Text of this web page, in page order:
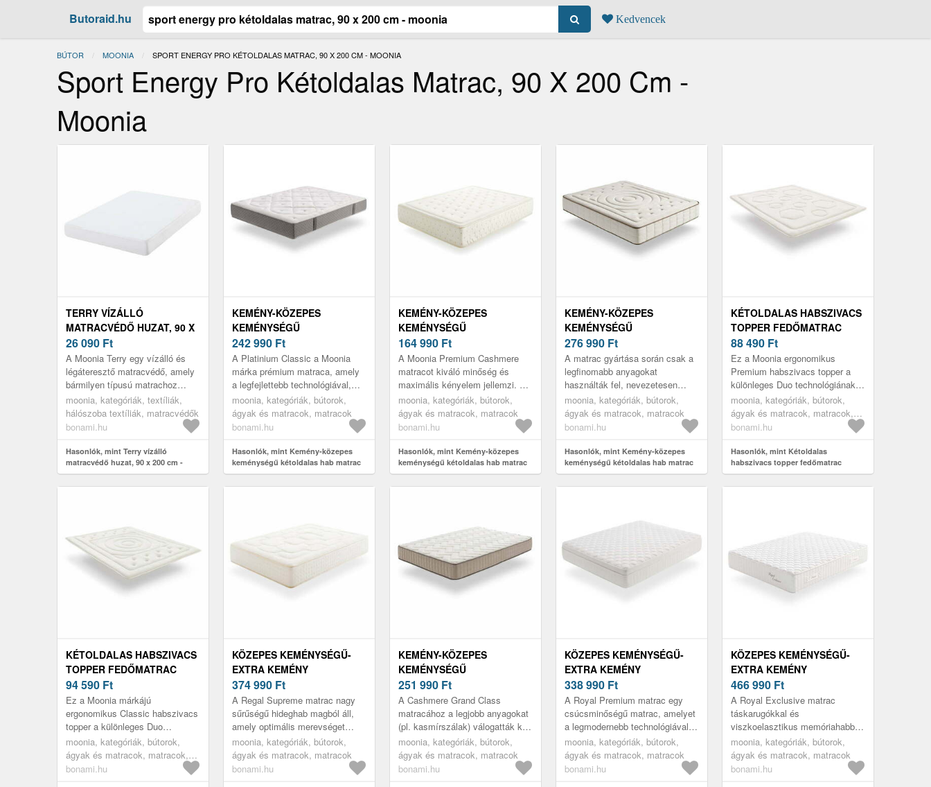
Butoraid.hu Kedvencek
BÚTOR MOONIA JELENLEGI:
SPORT ENERGY PRO KÉTOLDALAS MATRAC, 90 X 200 CM - MOONIA
Sport Energy Pro Kétoldalas Matrac, 90 X 200 Cm -
Moonia
TERRY VÍZÁLLÓ
MATRACVÉDŐ HUZAT, 90 X
200 CM - MOONIA
26 090 Ft
A Moonia Terry egy vízálló és
légáteresztő matracvédő, amely
bármilyen típusú matrachoz
használható. Poliuretánból és
nem hagyományos műanyagból
ké...
moonia, kategóriák, textíliák,
hálószoba textíliák, matracvédők
bonami.hu
Hasonlók, mint Terry vízálló
matracvédő huzat, 90 x 200 cm -
Moonia
KEMÉNY-KÖZEPES
KEMÉNYSÉGŰ
KÉTOLDALAS HAB MATRAC
140X200 CM PLATINUM
CLASSIC – MOONIA
242 990 Ft
A Platinium Classic a Moonia
márka prémium matraca, amely
a legfejlettebb technológiával,
innovatív viszkoelasztikus gél
anyaggal készült. Ez az an...
moonia, kategóriák, bútorok,
ágyak és matracok, matracok
bonami.hu
Hasonlók, mint Kemény-közepes
keménységű kétoldalas hab matrac
140x200 cm Platinum Classic –
Moonia
KEMÉNY-KÖZEPES
KEMÉNYSÉGŰ
KÉTOLDALAS HAB MATRAC
90X200 CM PREMIUM
CASHMERE – MOONIA
164 990 Ft
A Moonia Premium Cashmere
matracot kiváló minőség és
maximális kényelem jellemzi. A
matrac a nagy sűrűségű mag
mellett memóriahabot, SuperSoft
habo...
moonia, kategóriák, bútorok,
ágyak és matracok, matracok
bonami.hu
Hasonlók, mint Kemény-közepes
keménységű kétoldalas hab matrac
90x200 cm Premium Cashmere –
Moonia
KEMÉNY-KÖZEPES
KEMÉNYSÉGŰ
KÉTOLDALAS HAB MATRAC
200X200 CM CASHMERE
PREMIER – MOONIA
276 990 Ft
A matrac gyártása során csak a
legfinomabb anyagokat
használták fel, nevezetesen
természetes kasmírszálakat és a
legmodernebb matracoknál
használt ...
moonia, kategóriák, bútorok,
ágyak és matracok, matracok
bonami.hu
Hasonlók, mint Kemény-közepes
keménységű kétoldalas hab matrac
200x200 cm Cashmere Premier –
Moonia
KÉTOLDALAS HABSZIVACS
TOPPER FEDŐMATRAC
200X140 CM PREMIUM –
MOONIA
88 490 Ft
Ez a Moonia ergonomikus
Premium habszivacs topper a
különleges Duo technológiának
köszönhetően egész évben
használható. Míg a lapos
steppelt oldal ...
moonia, kategóriák, bútorok,
ágyak és matracok, matracok,
topper fedőmatracok
bonami.hu
Hasonlók, mint Kétoldalas
habszivacs topper fedőmatrac
200x140 cm Premium – Moonia
KÉTOLDALAS HABSZIVACS
TOPPER FEDŐMATRAC
200X160 CM CLASSIC –
MOONIA
94 590 Ft
Ez a Moonia márkájú
ergonomikus Classic habszivacs
topper a különleges Duo
technológiának köszönhetően
egész évben használható. A
fokozott puhaságo...
moonia, kategóriák, bútorok,
ágyak és matracok, matracok,
topper fedőmatracok
bonami.hu
KÖZEPES KEMÉNYSÉGŰ-
EXTRA KEMÉNY
KÉTOLDALAS HAB MATRAC
200X200 CM REGAL
SUPREME – MOONIA
374 990 Ft
A Regal Supreme matrac nagy
sűrűségű hideghab magból áll,
amely optimális merevséget
biztosít. A Visco Confort
memóriahabbal kombinálva a
matrac tö...
moonia, kategóriák, bútorok,
ágyak és matracok, matracok
bonami.hu
KEMÉNY-KÖZEPES
KEMÉNYSÉGŰ
KÉTOLDALAS HAB MATRAC
160X200 CM CASHMERE
GRAND CLASS – MOONIA
251 990 Ft
A Cashmere Grand Class
matracához a legjobb anyagokat
(pl. kasmírszálak) válogatták ki,
így a lehető legjobb teljesítményt
biztosítja. A nagy sűrűs...
moonia, kategóriák, bútorok,
ágyak és matracok, matracok
bonami.hu
KÖZEPES KEMÉNYSÉGŰ-
EXTRA KEMÉNY
KÉTOLDALAS HAB MATRAC
200X200 CM ROYAL
PREMIUM – MOONIA
338 990 Ft
A Royal Premium matrac egy
csúcsminőségű matrac, amelyet
a legmodernebb technológiával
terveztek, a piacon elérhető
leginnovatívabb anyagok, a
Supe...
moonia, kategóriák, bútorok,
ágyak és matracok, matracok
bonami.hu
KÖZEPES KEMÉNYSÉGŰ-
EXTRA KEMÉNY
KÉTOLDALAS RUGÓS
MATRAC 200X200 CM
ROYAL EXCLUSIVE –
MOONIA
466 990 Ft
A Royal Exclusive matrac
táskarugókkal és
viszkoelasztikus memóriahabbal
rendelkezik, és kiváló kényelmet
és szilárd testtámasztást biztosít
alvás ...
moonia, kategóriák, bútorok,
ágyak és matracok, matracok
bonami.hu